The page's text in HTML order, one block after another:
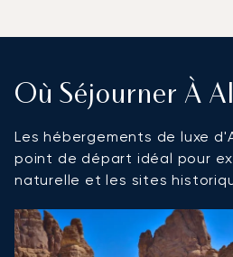
Où Séjourner À
Les hébergements de luxe
point de départ idéal pour
naturelle et les sites